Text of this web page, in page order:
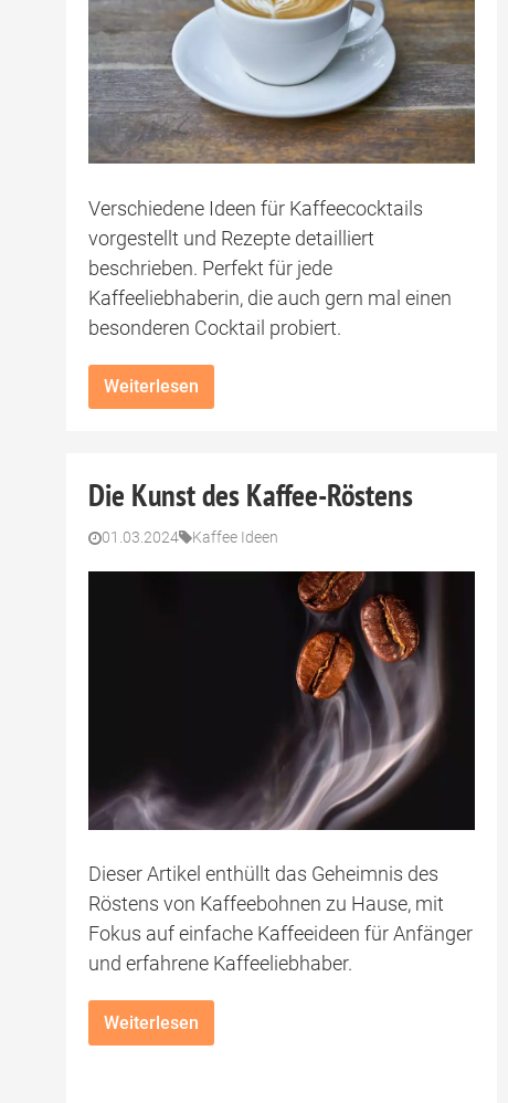
Verschiedene Ideen für Kaffeecocktails
vorgestellt und Rezepte detailliert
beschrieben. Perfekt für jede
Kaffeeliebhaberin, die auch gern mal einen
besonderen Cocktail probiert.
Weiterlesen
Die Kunst des Kaffee-Röstens
01.03.2024 Kaffee Ideen
Dieser Artikel enthüllt das Geheimnis des
Röstens von Kaffeebohnen zu Hause, mit
Fokus auf einfache Kaffeeideen für Anfänger
und erfahrene Kaffeeliebhaber.
Weiterlesen